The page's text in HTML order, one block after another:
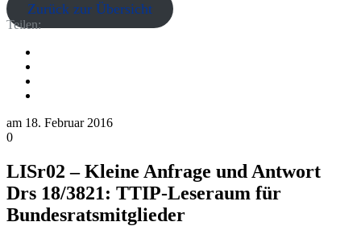
Zurück zur Übersicht
Teilen:
am 18. Februar 2016
0
LISr02 – Kleine Anfrage und Antwort
Drs 18/3821: TTIP-Leseraum für
Bundesratsmitglieder